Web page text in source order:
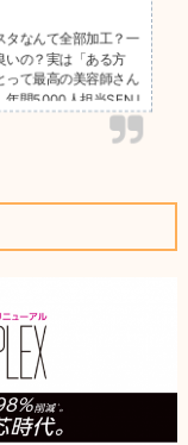
なんて全部加工？一
の？実は「ある方
て最高の美容師さん
年間5000人担当SENJ
びの方法を徹底解説